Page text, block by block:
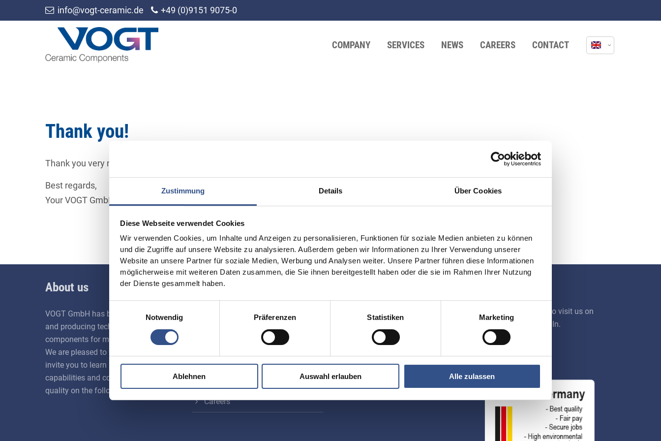
Zustimmung Details Über Cookies
Diese Webseite verwendet Cookies
Wir verwenden Cookies, um Inhalte und Anzeigen zu personalisieren, Funktionen für soziale Medien anbieten zu können
und die Zugriffe auf unsere Website zu analysieren. Außerdem geben wir Informationen zu Ihrer Verwendung unserer
Website an unsere Partner für soziale Medien, Werbung und Analysen weiter. Unsere Partner führen diese Informationen
möglicherweise mit weiteren Daten zusammen, die Sie ihnen bereitgestellt haben oder die sie im Rahmen Ihrer Nutzung
der Dienste gesammelt haben.
Notwendig
Präferenzen Statistiken Marketing
Ablehnen Auswahl erlauben Alle zulassen
info@vogt-ceramic.de +49 (0)9151 9075-0
COMPANY SERVICES NEWS CAREERS CONTACT
Thank you!
Thank you very much for your message. We will get back to you as soon as possible.
Best regards,
Your VOGT GmbH Team
About us
VOGT GmbH has been developing
and producing technical ceramic
components for more than 45 years.
We are pleased to welcome you and
invite you to learn more about our
capabilities and commitment to
quality on the following pages.
Favoriten
Production
Quality
Careers
D-91239 Henfenfeld
+49 (0)9151 9075-0
info@vogt-ceramic.de
We also invite you to visit us on
Facebook or LinkedIn.